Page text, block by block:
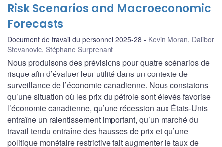
Risk Scenarios and Macroeconomic
Forecasts
Document de travail du personnel 2025-28 Kevin Moran, Dalibor
Stevanovic, Stéphane Surprenant
Nous produisons des prévisions pour quatre scénarios de
risque afin d’évaluer leur utilité dans un contexte de
surveillance de l’économie canadienne. Nous constatons
qu’une situation où les prix du pétrole sont élevés favorise
l’économie canadienne, qu’une récession aux États-Unis
entraîne un ralentissement important, qu’un marché du
travail tendu entraîne des hausses de prix et qu’une
politique monétaire restrictive fait augmenter le taux de